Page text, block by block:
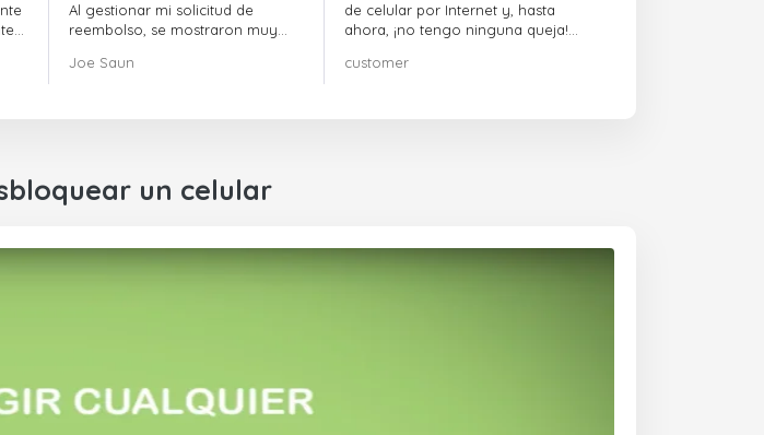
Al gestionar mi solicitud de
reembolso, se mostraron muy
gestión del proceso, y lograron
Joe Saun
de celular por Internet y, hasta
ahora, ¡no tengo ninguna queja!
customer
un celular